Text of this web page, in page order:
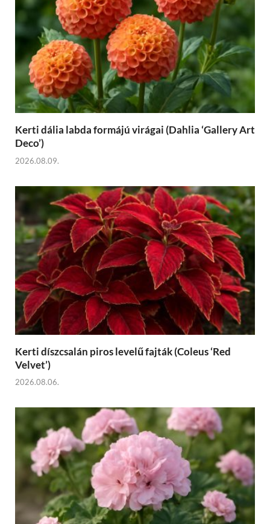
Kerti dália labda formájú virágai (Dahlia ‘Gallery Art
Deco’)
2026.08.09.
Kerti díszcsalán piros levelű fajták (Coleus ‘Red
Velvet’)
2026.08.06.